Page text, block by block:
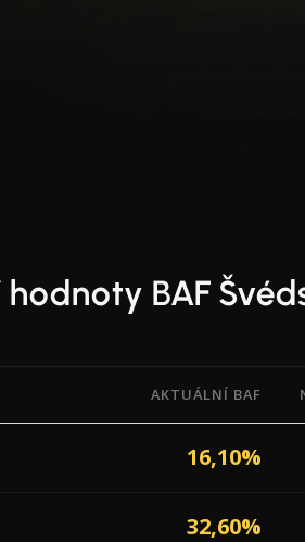
BAF
Factor) od 13 dopravců
AKTUÁLNÍ BAF
16,10%
32,60%